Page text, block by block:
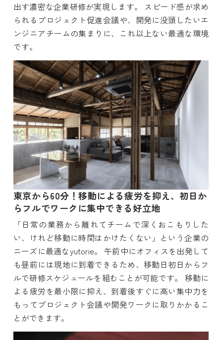
出す濃密な企業研修が実現します。 スピード感が求め
られるプロジェクト促進会議や、開発に没頭したいエ
ンジニアチームの集まりに、これ以上ない最適な環境
です。
東京から60分！移動による疲労を抑え、初日か
らフルでワークに集中できる好立地
「日常の業務から離れてチームで深くおこもりした
い、けれど移動に時間はかけたくない」という企業の
ニーズに最適なyutorie。 午前中にオフィスを出発して
も昼前には現地に到着できるため、移動日初日からフ
ルで研修スケジュールを組むことが可能です。 移動に
よる疲労を最小限に抑え、到着後すぐに高い集中力を
もってプロジェクト会議や開発ワークに取りかかるこ
とができます。